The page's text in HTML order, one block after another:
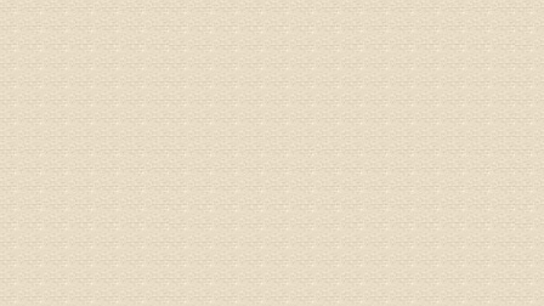
的。通
姓名：
病情描
专家回
底康复
姓名：